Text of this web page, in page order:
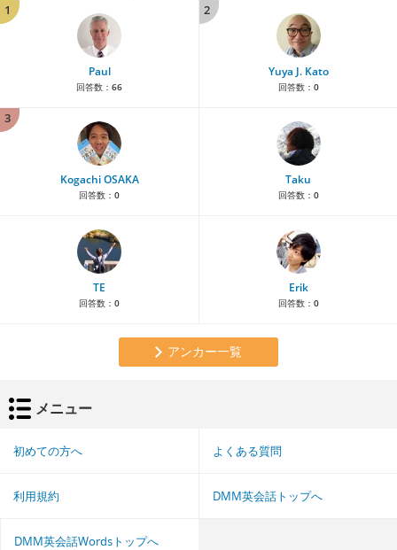
1
Paul
回答数： 66
2
Yuya J. Kato
回答数： 0
3
Kogachi OSAKA
回答数： 0
Taku
回答数： 0
TE
回答数： 0
Erik
回答数： 0
アンカー一覧
メニュー
初めての方へ よくある質問
利用規約 DMM英会話トップへ
DMM英会話Wordsトップへ